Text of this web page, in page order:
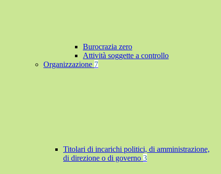
Burocrazia zero
Attività soggette a controllo
Organizzazione 7
Titolari di incarichi politici, di amministrazione,
di direzione o di governo 3